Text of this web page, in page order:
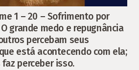
1 – 20 – Sofrimento por
grande medo e repugnância
percebam seus
está acontecendo com ela;
perceber isso.